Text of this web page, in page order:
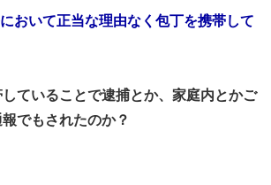
おいて正当な理由なく包丁を携帯して
ていることで逮捕とか、家庭内とかご
でもされたのか？